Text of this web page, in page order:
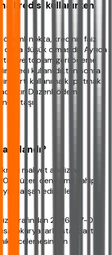
kredisi kullanırken
önemli nokta, kredinin faiz
daha düşük olmasıdır. Ayrıca
ve toplam geri ödeme
Kredi kullanıldıktan sonra
kartı kullanıma kapatmak
Düzenli ödeme
taşır.
kredi maliyet analizi ve
yıl üzeri deneyime sahip,
çalışan editörler
tarafından 2026-07-07
okuryazarlık standartları
incelemesinden